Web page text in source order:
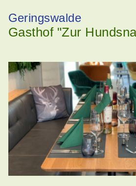
Geringswalde
Gasthof "Zur